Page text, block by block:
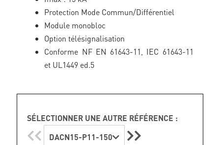
Protection Mode Commun/Différentiel
Module monobloc
Option télésignalisation
Conforme NF EN 61643-11, IEC 61643-11
et UL1449 ed.5
SÉLECTIONNER UNE AUTRE RÉFÉRENCE :
DACN15-P11-150